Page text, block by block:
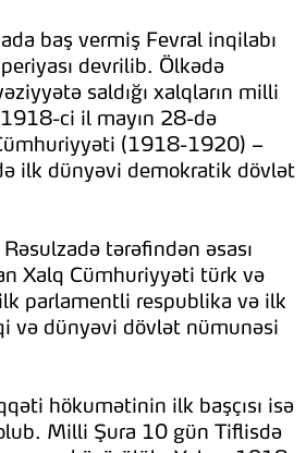
baş vermiş Fevral inqilabı
devrilib. Ölkədə
saldığı xalqların milli
1918-ci il mayın 28-də
(1918-1920) –
ilk dünyəvi demokratik dövlət
tərəfindən əsası
Xalq Cümhuriyyəti türk və
ilk parlamentli respublika və ilk
və dünyəvi dövlət nümunəsi
hökumətinin ilk başçısı isə
Milli Şura 10 gün Tiflisdə